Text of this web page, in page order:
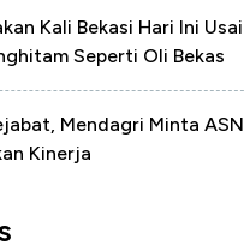
Kali Bekasi Hari Ini Usai
Seperti Oli Bekas
Mendagri Minta ASN
Kinerja